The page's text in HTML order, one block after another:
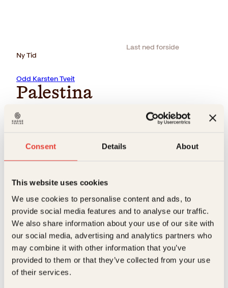
Consent Details About
This website uses cookies
We use cookies to personalise content and ads, to
provide social media features and to analyse our traffic.
We also share information about your use of our site with
our social media, advertising and analytics partners who
may combine it with other information that you’ve
provided to them or that they’ve collected from your use
of their services.
Last ned forside
Ny Tid
Odd Karsten Tveit
Palestina
Israels ran, vårt svik
årene fra 1948, da Israel kom på kartet, frem til i dag.
Boka har mange nye avsløringer takket være Tveits unike
intervjuer av forskere og journalister – en rekke av dem
israelere. Tveit har også møtt israelske offiserer, diplomater,
politikere og menneskerettighetsaktivister. Mer enn i
tidligere bøker møter vi her en forteller som våger mer, og
som er nådeløs i gjennomgangen av norsk og vestlig
unnfallenhet i konflikten.
→ Les hele beskrivelsen